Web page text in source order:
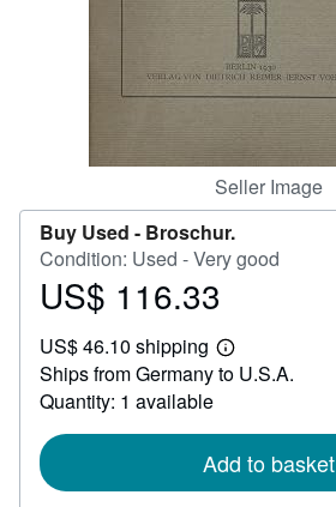
Seller Image
Buy Used - Broschur.
Condition: Used - Very good
Price
116.33
US$ 116.33
US$ 46.10 shipping
Learn
more
Ships from Germany to U.S.A.
Quantity: 1 available
Add to basket